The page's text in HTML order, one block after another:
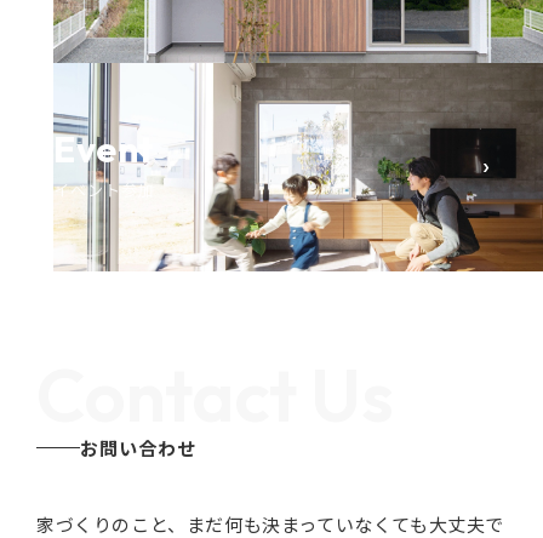
Event
イベント参加
›
お問い合わせ
家づくりのこと、まだ何も決まっていなくても大丈夫で